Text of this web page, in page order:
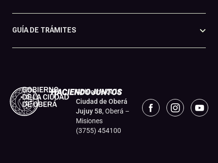
GUÍA DE TRÁMITES
Gobierno de la
Ciudad de Oberá
Jujuy 58, Oberá –
Misiones
(3755) 454100